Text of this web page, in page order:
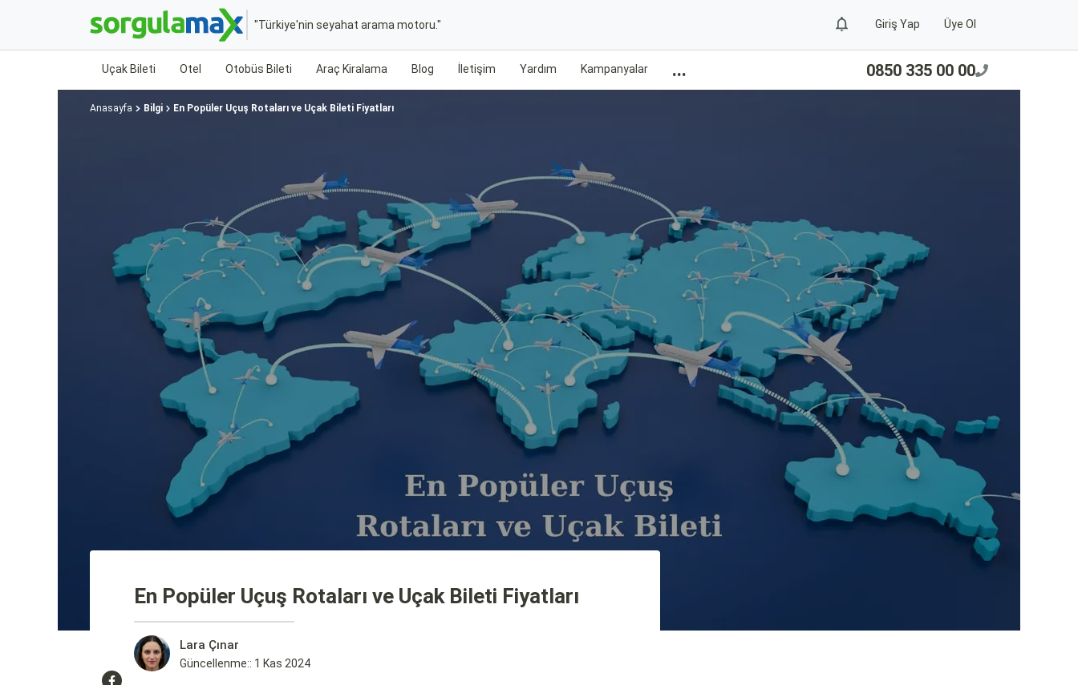
"Türkiye'nin seyahat arama motoru." Giriş Yap Üye Ol
Uçak Bileti Otel Otobüs Bileti Araç Kiralama Blog İletişim Yardım Kampanyalar ... 0850 335 00 00
Anasayfa Bilgi En Popüler Uçuş Rotaları ve Uçak Bileti Fiyatları
En Popüler Uçuş Rotaları ve Uçak Bileti Fiyatları
Lara Çınar
Güncellenme:: 1 Kas 2024